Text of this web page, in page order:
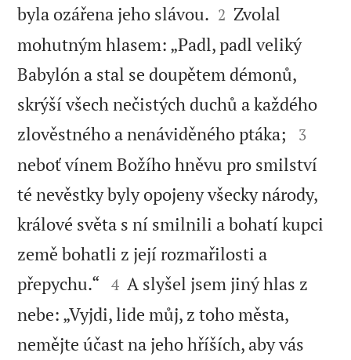
byla ozářena jeho slávou. 

2 Zvolal
mohutným hlasem: „Padl, padl veliký
Babylón a stal se doupětem démonů,
skrýší všech nečistých duchů a každého
zlověstného a nenáviděného ptáka;


3
neboť vínem Božího hněvu pro smilství
té nevěstky byly opojeny všecky národy,
králové světa s ní smilnili a bohatí kupci
země bohatli z její rozmařilosti a
přepychu.“ 

4 A slyšel jsem jiný hlas z
nebe: „Vyjdi, lide můj, z toho města,
nemějte účast na jeho hříších, aby vás